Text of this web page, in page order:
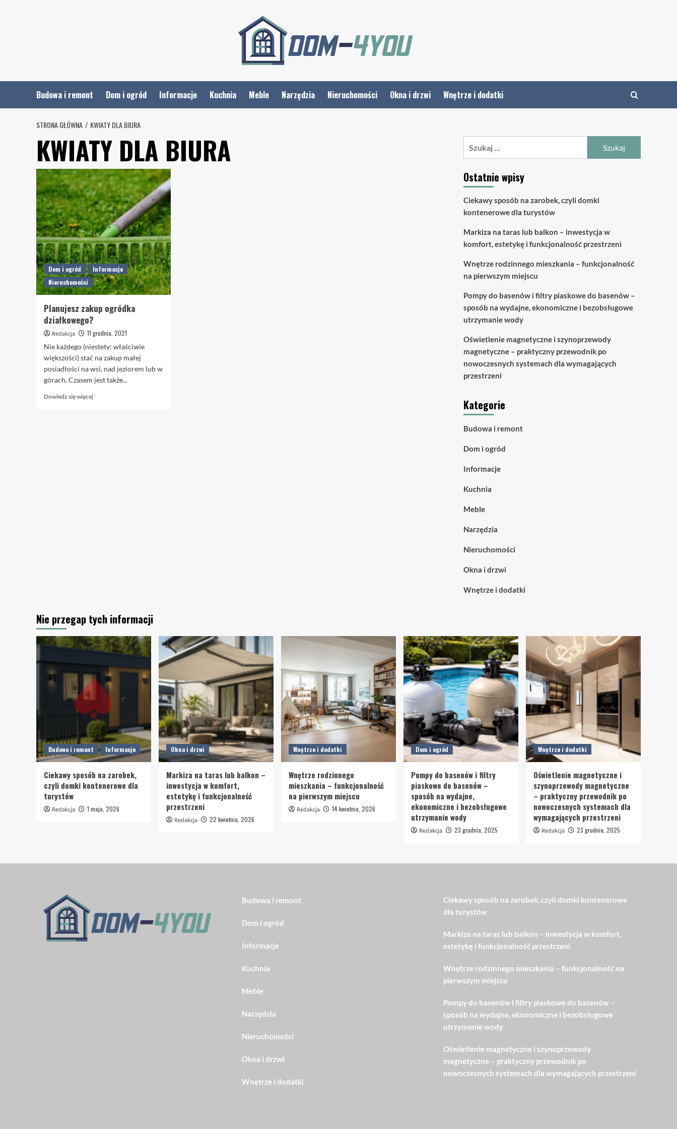
Budowa i remont Dom i ogród Informacje Kuchnia Meble Narzędzia Nieruchomości Okna i drzwi Wnętrze i dodatki
STRONA GŁÓWNA KWIATY DLA BIURA
KWIATY DLA BIURA
Dom i ogród
Informacje
Nieruchomości
Planujesz zakup ogródka
działkowego?
Redakcja
11 grudnia, 2021
Nie każdego (niestety: właściwie
większości) stać na zakup małej
posiadłości na wsi, nad jeziorem lub w
górach. Czasem jest także...
Dowiedz się więcejDowiedz
Ostatnie wpisy
Ciekawy sposób na zarobek, czyli domki
kontenerowe dla turystów
Markiza na taras lub balkon – inwestycja w
komfort, estetykę i funkcjonalność przestrzeni
Wnętrze rodzinnego mieszkania – funkcjonalność
na pierwszym miejscu
Pompy do basenów i filtry piaskowe do basenów –
sposób na wydajne, ekonomiczne i bezobsługowe
utrzymanie wody
Oświetlenie magnetyczne i szynoprzewody
magnetyczne – praktyczny przewodnik po
nowoczesnych systemach dla wymagających
przestrzeni
Kategorie
Budowa i remont
Dom i ogród
Informacje
Kuchnia
Meble
Narzędzia
Nieruchomości
Okna i drzwi
Wnętrze i dodatki
Nie przegap tych informacji
Budowa i remont Informacje
Ciekawy sposób na zarobek,
czyli domki kontenerowe dla
turystów
Redakcja 1 maja, 2026
Okna i drzwi
Markiza na taras lub balkon –
inwestycja w komfort,
estetykę i funkcjonalność
przestrzeni
Redakcja 22 kwietnia, 2026
Wnętrze i dodatki
Wnętrze rodzinnego
mieszkania – funkcjonalność
na pierwszym miejscu
Redakcja 14 kwietnia, 2026
Dom i ogród
Pompy do basenów i filtry
piaskowe do basenów –
sposób na wydajne,
ekonomiczne i bezobsługowe
utrzymanie wody
Redakcja 23 grudnia, 2025
Wnętrze i dodatki
Oświetlenie magnetyczne i
szynoprzewody magnetyczne
– praktyczny przewodnik po
nowoczesnych systemach dla
wymagających przestrzeni
Redakcja 23 grudnia, 2025
Budowa i remont
Dom i ogród
Informacje
Kuchnia
Meble
Narzędzia
Nieruchomości
Okna i drzwi
Wnętrze i dodatki
Ciekawy sposób na zarobek, czyli domki kontenerowe
dla turystów
Markiza na taras lub balkon – inwestycja w komfort,
estetykę i funkcjonalność przestrzeni
Wnętrze rodzinnego mieszkania – funkcjonalność na
pierwszym miejscu
Pompy do basenów i filtry piaskowe do basenów –
sposób na wydajne, ekonomiczne i bezobsługowe
utrzymanie wody
Oświetlenie magnetyczne i szynoprzewody
magnetyczne – praktyczny przewodnik po
nowoczesnych systemach dla wymagających przestrzeni